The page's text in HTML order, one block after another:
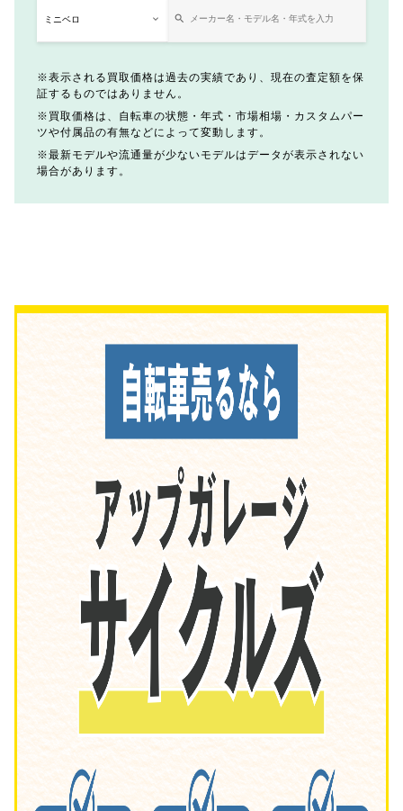
表示される買取価格は過去の実績であり、現在の査定額を保
証するものではありません。
買取価格は、自転車の状態・年式・市場相場・カスタムパー
ツや付属品の有無などによって変動します。
最新モデルや流通量が少ないモデルはデータが表示されない
場合があります。